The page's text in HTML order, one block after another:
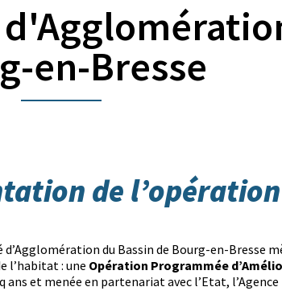
en-Bresse
de
d’Agglomération du Bassin de Bourg-en-Bresse
l’habitat : une Opération Programmée
ans et menée en partenariat avec l’Etat,